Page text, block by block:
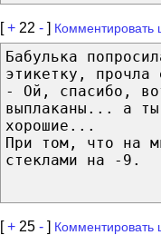
[+ 22 - ] Комментировать
Бабулька
этикетку, прочла
- Ой, спасибо,
выплаканы... а
хорошие...
При том, что на
стеклами на -9.
[+ 25 - ] Комментировать